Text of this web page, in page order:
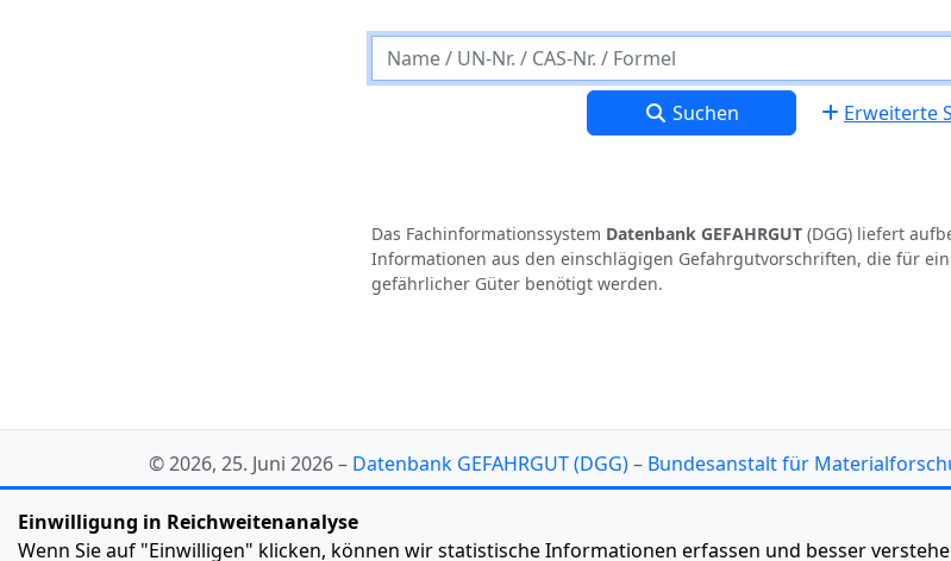
Suchen Erweiterte
Das Fachinformationssystem Datenbank GEFAHRGUT (DGG) liefert
Informationen aus den einschlägigen Gefahrgutvorschriften, die für
gefährlicher Güter benötigt werden.
© 2026, 25. Juni 2026 – Datenbank GEFAHRGUT (DGG)– Bundesanstalt für
Impressum
Einwilligung in Reichweitenanalyse
Wenn Sie auf "Einwilligen" klicken, können wir statistische Informationen erfassen und besser